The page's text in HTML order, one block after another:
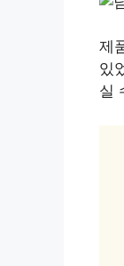
제
있
실